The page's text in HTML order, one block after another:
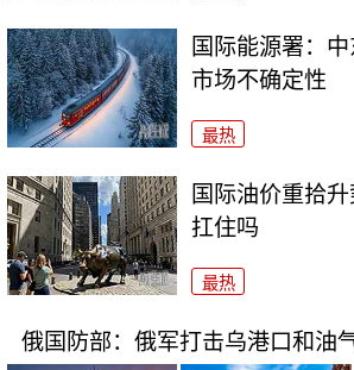
国际能源署：
市场不确定性
最热
国际油价重拾
扛住吗
最热
俄国防部：俄军打击乌港口和油